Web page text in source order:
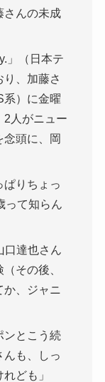
さんの未成
」（日本テ
、加藤さ
系）に金曜
2人がニュー
念頭に、岡
ぱりちょっ
って知らん
口達也さん
その後、
か、ジャニ
ンとこう続
んも、しっ
ども」